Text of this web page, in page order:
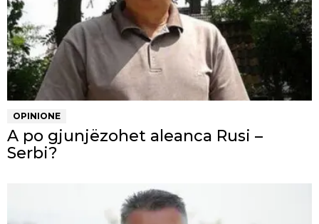
OPINIONE
A po gjunjëzohet aleanca Rusi –
Serbi?